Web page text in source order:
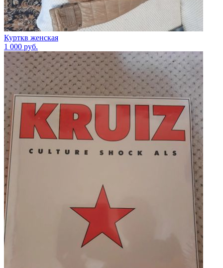
Курткв женская
1 000 руб.